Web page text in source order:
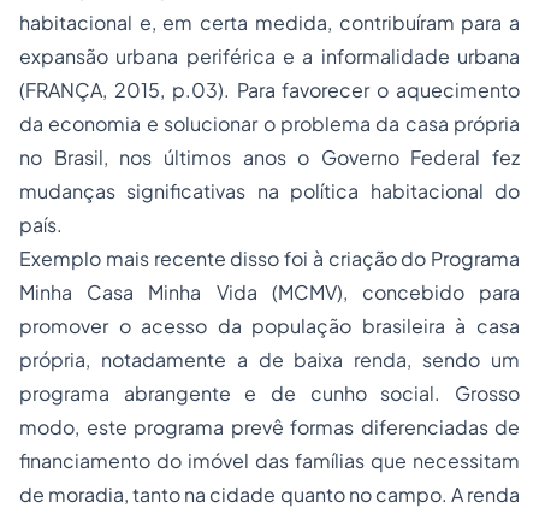
habitacional e, em certa medida, contribuíram para a
expansão urbana periférica e a informalidade urbana
(FRANÇA, 2015, p.03). Para favorecer o aquecimento
da economia e solucionar o problema da casa própria
no Brasil, nos últimos anos o Governo Federal fez
mudanças significativas na política habitacional do
país.
Exemplo mais recente disso foi à criação do Programa
Minha Casa Minha Vida (MCMV), concebido para
promover o acesso da população brasileira à casa
própria, notadamente a de baixa renda, sendo um
programa abrangente e de cunho social. Grosso
modo, este programa prevê formas diferenciadas de
financiamento do imóvel das famílias que necessitam
de moradia, tanto na cidade quanto no campo. A renda